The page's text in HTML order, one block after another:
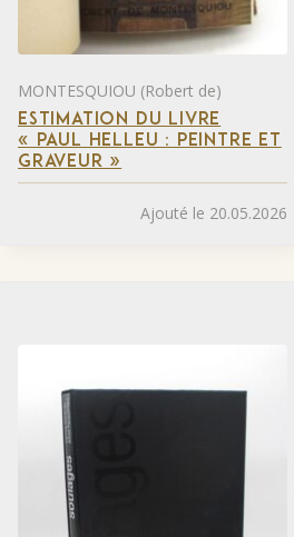
MONTESQUIOU (Robert de)
ESTIMATION DU LIVRE
« PAUL HELLEU : PEINTRE ET
GRAVEUR »
Ajouté le 20.05.2026